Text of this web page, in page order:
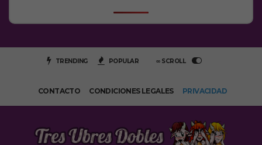
TRENDING POPULAR ∞ SCROLL
CONTACTO CONDICIONES LEGALES PRIVACIDAD